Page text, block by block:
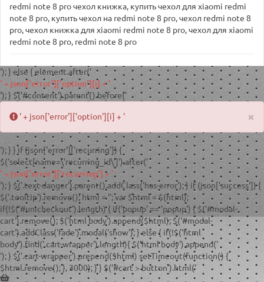
redmi note 8 pro чехол книжка, купить чехол для xiaomi redmi
note 8 pro, купить чехол на redmi note 8 pro,чехол redmi note 8
pro,чехол книжка для xiaomi redmi note 8 pro,чехол для xiaomi
redmi note 8 pro, redmi note 8 pro
'); } else { element.after('
' + json['error']['option'][i] + '
'); } $('#content').parent().before('
' + json['error']['option'][i] + ' ×
'); } } if (json['error']['recurring']) {
$('select[name=\'recurring_id\']').after('
' + json['error']['recurring'] + '
'); } $('.text-danger').parent().addClass('has-error'); } if (json['success']) {
$('.tooltip').remove(); html = ''; var $html = $(html);
if(!$('#unicheckout').length) { if('popup' == 'popup') { $('#modal-
cart').remove(); $('html body').append($html); $('#modal-
cart').addClass('fade').modal('show'); } else { if(!$('html
body').find('.cart-wrapper').length){ $('html body').append('
'); } $('.cart-wrapper').prepend($html) setTimeout(function() {
$html.remove(); }, 3000); } } $('#cart > button').html('